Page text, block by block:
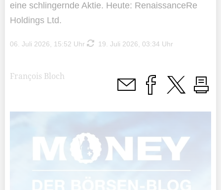
eine schlingernde Aktie. Heute: RenaissanceRe
Holdings Ltd.
06. Juli 2026, 15:52 Uhr 19. Juli 2026, 03:34 Uhr
François Bloch